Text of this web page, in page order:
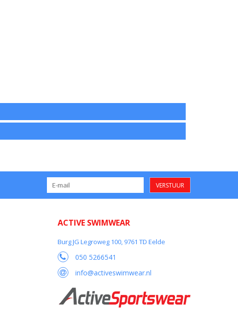
VERSTUUR
ACTIVE SWIMWEAR
Burg JG Legroweg 100, 9761 TD Eelde
050 5266541
info@activeswimwear.nl